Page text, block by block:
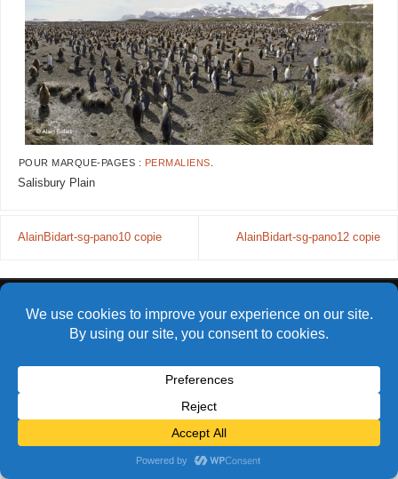
POUR MARQUE-PAGES : PERMALIENS
Salisbury Plain
AlainBidart-sg-pano10 copie AlainBidart-sg-pano12 copie
© Alain Bidart (2026) - Tous droits réservés